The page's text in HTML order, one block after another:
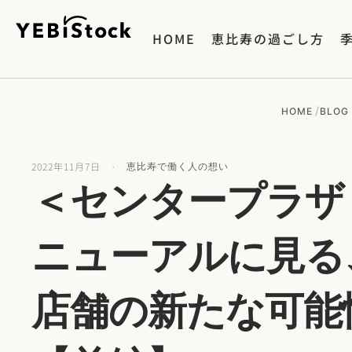
HOME 恵比寿の過ごし方
HOME /BLOG
2022年11月7日 · 恵比寿で働く人の想い
＜センタープラ
ニューアルに見
店舗の新たな可能